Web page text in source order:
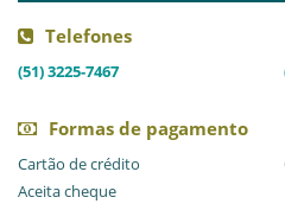
Telefones
(51) 3225-7467
Formas de pagamento
Cartão de crédito
Aceita cheque